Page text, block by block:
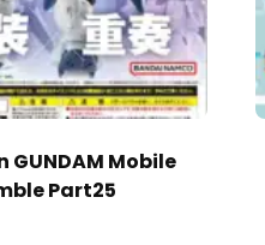
GUNDAM Mobile
Part25